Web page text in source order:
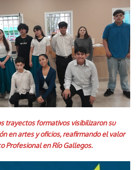
trayectos formativos visibilizaron su
en artes y oficios, reafirmando el valor
Profesional en Río Gallegos.